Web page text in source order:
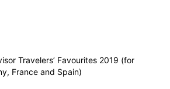
Travelers’ Favourites 2019 (for
France and Spain)